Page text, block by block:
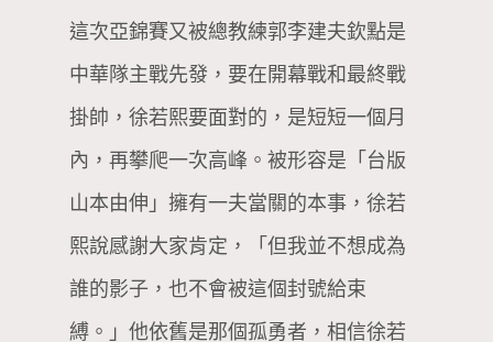
這次亞錦賽又被總教練郭李建夫欽點是
中華隊主戰先發，要在開幕戰和最終戰
掛帥，徐若熙要面對的，是短短一個月
內，再攀爬一次高峰。被形容是「台版
山本由伸」擁有一夫當關的本事，徐若
熙說感謝大家肯定，「但我並不想成為
誰的影子，也不會被這個封號給束
縛。」他依舊是那個孤勇者，相信徐若